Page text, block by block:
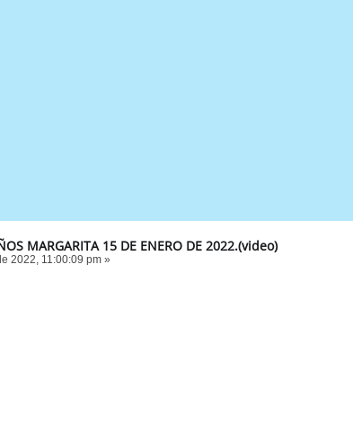
MARGARITA 15 DE ENERO DE 2022.(video)
2022, 11:00:09 pm »